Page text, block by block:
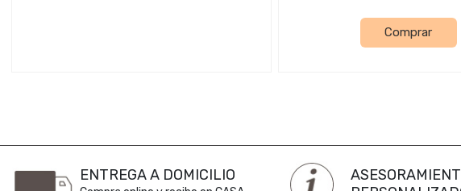
Comprar
ENTREGA A DOMICILIO